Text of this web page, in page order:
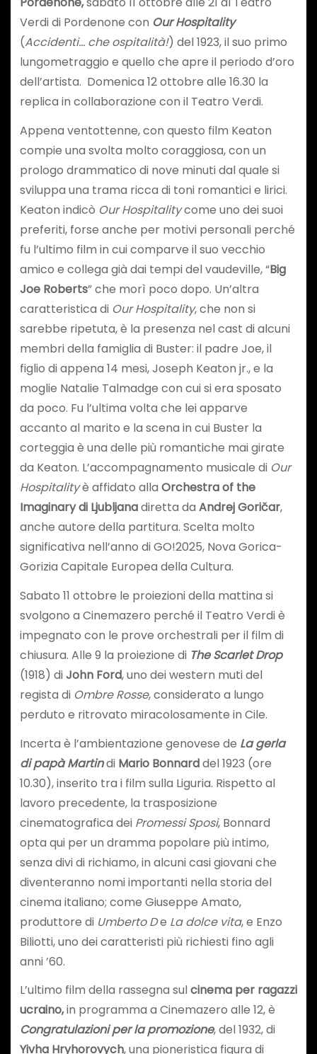
Verdi di Pordenone con Our Hospitality
(Accidenti… che ospitalità!) del 1923, il suo primo
lungometraggio e quello che apre il periodo d’oro
dell’artista. Domenica 12 ottobre alle 16.30 la
replica in collaborazione con il Teatro Verdi.
Appena ventottenne, con questo film Keaton
compie una svolta molto coraggiosa, con un
prologo drammatico di nove minuti dal quale si
sviluppa una trama ricca di toni romantici e lirici.
Keaton indicò Our Hospitalitycome uno dei suoi
preferiti, forse anche per motivi personali perché
fu l’ultimo film in cui comparve il suo vecchio
amico e collega già dai tempi del vaudeville, “Big
Joe Roberts” che morì poco dopo. Un’altra
caratteristica di Our Hospitality, che non si
sarebbe ripetuta, è la presenza nel cast di alcuni
membri della famiglia di Buster: il padre Joe, il
figlio di appena 14 mesi, Joseph Keaton jr., e la
moglie Natalie Talmadge con cui si era sposato
da poco. Fu l’ultima volta che lei apparve
accanto al marito e la scena in cui Buster la
corteggia è una delle più romantiche mai girate
da Keaton. L’accompagnamento musicale di Our
Hospitalityè affidato alla Orchestra of the
Imaginary di Ljubljanadiretta da Andrej Goričar,
anche autore della partitura. Scelta molto
significativa nell’anno di GO!2025, Nova Gorica-
Gorizia Capitale Europea della Cultura.
Sabato 11 ottobre le proiezioni della mattina si
svolgono a Cinemazero perché il Teatro Verdi è
impegnato con le prove orchestrali per il film di
chiusura. Alle 9 la proiezione di The Scarlet Drop
(1918) diJohn Ford, uno dei western muti del
regista di Ombre Rosse, considerato a lungo
perduto e ritrovato miracolosamente in Cile.
Incerta è l’ambientazione genovese de La gerla
di papà Martindi Mario Bonnarddel 1923 (ore
10.30), inserito tra i film sulla Liguria. Rispetto al
lavoro precedente, la trasposizione
cinematografica dei Promessi Sposi, Bonnard
opta qui per un dramma popolare più intimo,
senza divi di richiamo, in alcuni casi giovani che
diventeranno nomi importanti nella storia del
cinema italiano; come Giuseppe Amato,
produttore di Umberto De La dolce vita, e Enzo
Biliotti, uno dei caratteristi più richiesti fino agli
anni ’60.
L’ultimo film della rassegna sulcinema per ragazzi
ucraino,in programma a Cinemazero alle 12, è
Congratulazioni per la promozione, del 1932, di
Yivha Hryhorovych, una pioneristica figura di